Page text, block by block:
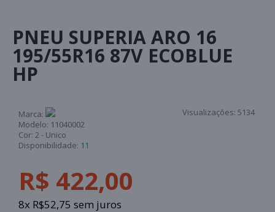
PNEU SUPERIA ARO 16
195/55R16 87V ECOBLUE
HP
Visualizações: 5134
Marca:
Modelo: 11040002
Cor: 2 - Unico
Disponibilidade: 11
R$ 422,00
8x R$52,75 sem juros